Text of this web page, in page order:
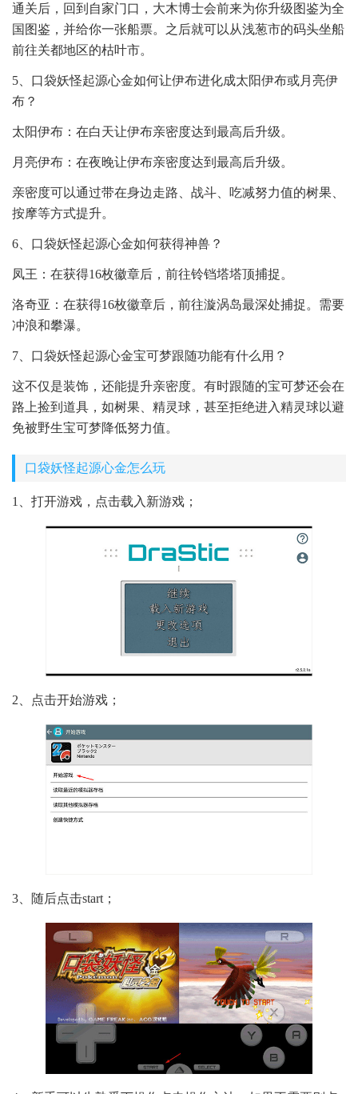
通关后，回到自家门口，大木博士会前来为你升级图鉴为全
国图鉴，并给你一张船票。之后就可以从浅葱市的码头坐船
前往关都地区的枯叶市。
5、口袋妖怪起源心金如何让伊布进化成太阳伊布或月亮伊
布？
太阳伊布：在白天让伊布亲密度达到最高后升级。
月亮伊布：在夜晚让伊布亲密度达到最高后升级。
亲密度可以通过带在身边走路、战斗、吃减努力值的树果、
按摩等方式提升。
6、口袋妖怪起源心金如何获得神兽？
凤王：在获得16枚徽章后，前往铃铛塔塔顶捕捉。
洛奇亚：在获得16枚徽章后，前往漩涡岛最深处捕捉。需要
冲浪和攀瀑。
7、口袋妖怪起源心金宝可梦跟随功能有什么用？
这不仅是装饰，还能提升亲密度。有时跟随的宝可梦还会在
路上捡到道具，如树果、精灵球，甚至拒绝进入精灵球以避
免被野生宝可梦降低努力值。
口袋妖怪起源心金怎么玩
1、打开游戏，点击载入新游戏；
2、点击开始游戏；
3、随后点击start；